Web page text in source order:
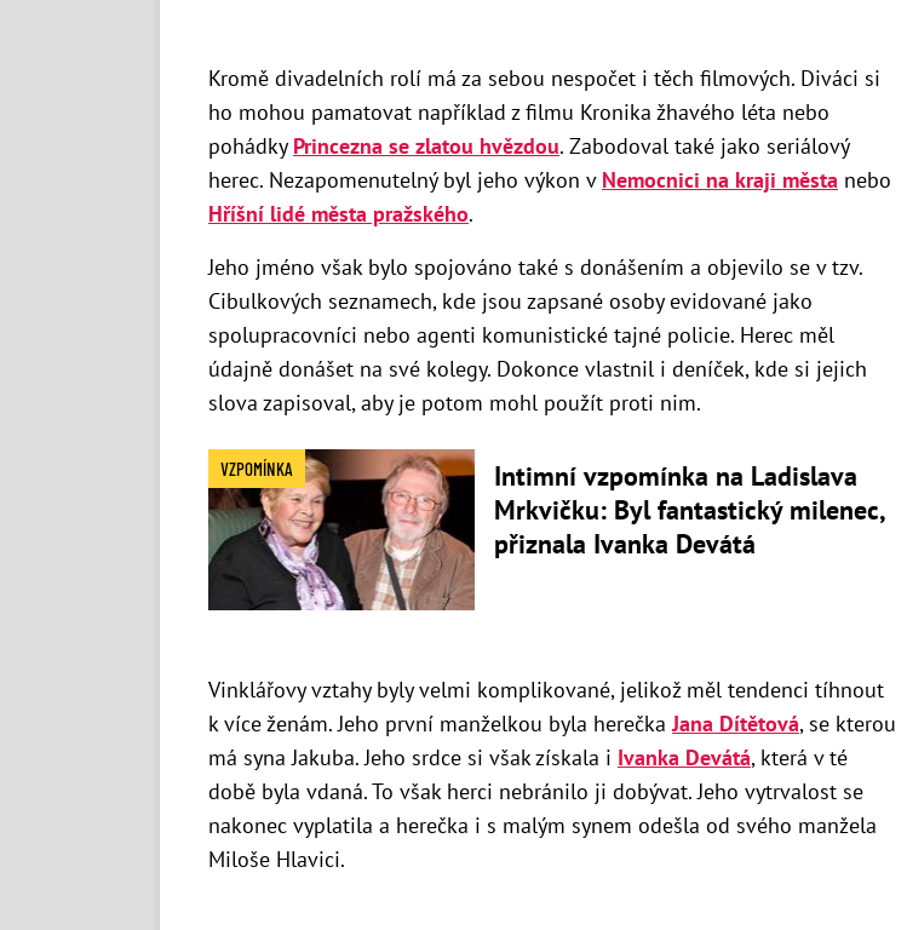
Kromě divadelních rolí má za sebou nespočet i těch filmových. Diváci si
ho mohou pamatovat například z filmu Kronika žhavého léta nebo
pohádky Princezna se zlatou hvězdou. Zabodoval také jako seriálový
herec. Nezapomenutelný byl jeho výkon v Nemocnici na kraji města nebo
Hříšní lidé města pražského.
Jeho jméno však bylo spojováno také s donášením a objevilo se v tzv.
Cibulkových seznamech, kde jsou zapsané osoby evidované jako
spolupracovníci nebo agenti komunistické tajné policie. Herec měl
údajně donášet na své kolegy. Dokonce vlastnil i deníček, kde si jejich
slova zapisoval, aby je potom mohl použít proti nim.
VZPOMÍNKA
Intimní vzpomínka na Ladislava
Mrkvičku: Byl fantastický milenec,
přiznala Ivanka Devátá
Vinklářovy vztahy byly velmi komplikované, jelikož měl tendenci tíhnout
k více ženám. Jeho první manželkou byla herečkaJana Dítětová, se kterou
má syna Jakuba. Jeho srdce si však získala i Ivanka Devátá, která v té
době byla vdaná. To však herci nebránilo ji dobývat. Jeho vytrvalost se
nakonec vyplatila a herečka i s malým synem odešla od svého manžela
Miloše Hlavici.